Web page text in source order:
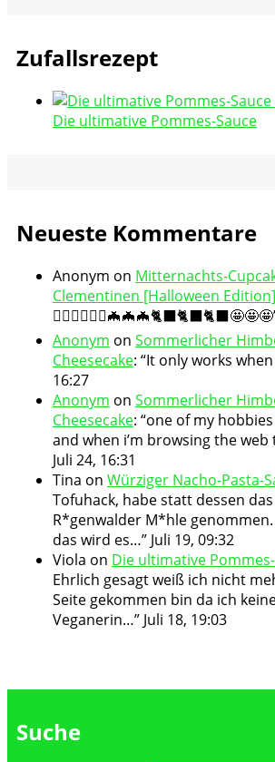
Zufallsrezept
Die ultimative Pommes-Sauce
Neueste Kommentare
Anonym on Mitternachts-
Clementinen [Halloween Edition]
🧛🏻‍♀️🧛🏻‍♀️🦇🦇🦇🐈‍⬛🐈‍⬛🐈‍⬛🤩🤩🤩
Anonym on Sommerlicher
Cheesecake: “It only works when
16:27
Anonym on Sommerlicher
Cheesecake: “one of my
and when i’m browsing the
Juli 24, 16:31
Tina on Würziger Nacho-Pasta-
Tofuhack, habe statt dessen
R*genwalder M*hle
das wird es…” Juli 19, 09:32
Viola on Die ultimative
Ehrlich gesagt weiß ich nicht
Seite gekommen bin da ich
Veganerin…” Juli 18, 19:03
Suche